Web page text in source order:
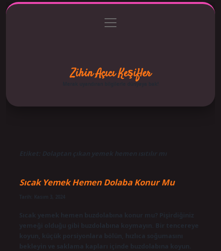
Gizlilik Politikası
menüyü
aç
Zihin Açıcı Keşifler
Merak uyandıran bilgilerle dünyaya bak!
Etiket: Dolaptan çıkan yemek hemen ısıtılır mı
Sıcak Yemek Hemen Dolaba Konur Mu
Sıcak yemek hemen buzdolabına konur mu? Pişirdiğiniz
yemeği olduğu gibi buzdolabına koymayın. Bir tencereye
koyun, küçük porsiyonlara bölün, hızlıca soğumasını
bekleyin ve saklama kapları içinde buzdolabına koyun.